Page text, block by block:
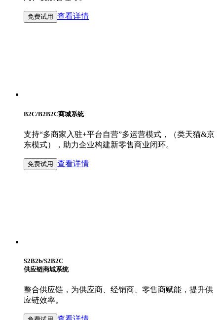
免费试用 查看详情
B2C/B2B2C商城系统
支持“多商家入驻+平台自营”多运营模式，（类天猫&京
东模式），助力企业构建新零售商业闭环。
免费试用 查看详情
S2B2b/S2B2C
供应链商城系统
整合供应链，为供应商、经销商、零售商赋能，提升供
应链效率。